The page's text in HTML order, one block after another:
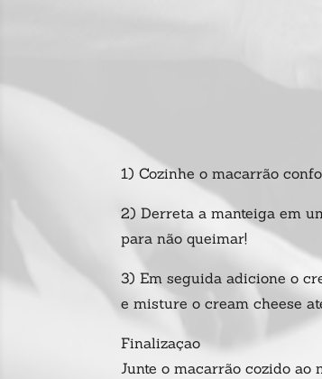
1) Cozinhe o macarrão
2) Derreta a manteiga em
para não queimar!
3) Em seguida adicione o
e misture o cream cheese
Finalizaçao
Junte o macarrão cozido ao